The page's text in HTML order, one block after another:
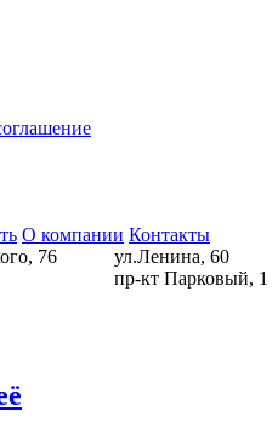
О компании Контакты
76
ул.Ленина, 60
пр-кт Парковый, 1